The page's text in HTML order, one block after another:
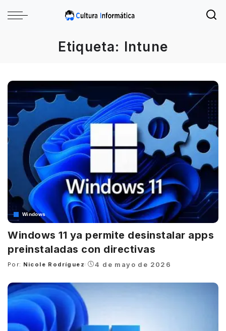
Etiqueta: Intune
Windows
Windows 11 ya permite desinstalar apps
preinstaladas con directivas
Posted
Por: Nicole Rodríguez 4 de mayo de 2026